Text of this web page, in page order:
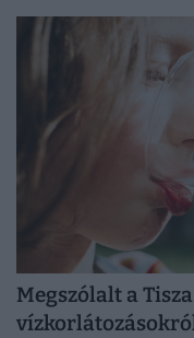
évszázados,...
Megszólalt a